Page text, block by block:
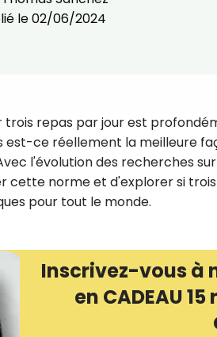
le02/06/2024
trois repas par jour est
est-ce réellement la meilleure
l'évolution des recherches
cette norme et d'explorer si
pour tout le monde.
Inscrivez-vous à
en CADEAU 15